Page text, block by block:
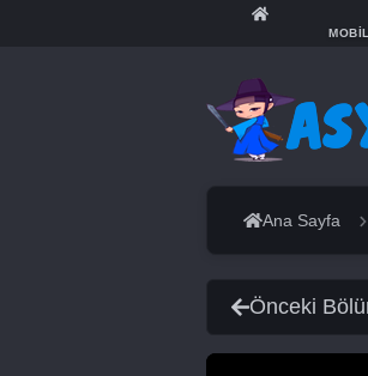
Ana Sayfa
Önceki